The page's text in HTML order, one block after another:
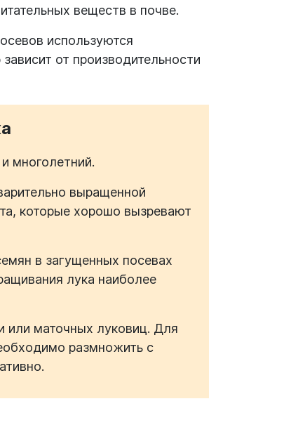
веществ в почве.
используются
от производительности
многолетний.
выращенной
которые хорошо вызревают
в загущенных посевах
лука наиболее
или маточных луковиц. Для
размножить с